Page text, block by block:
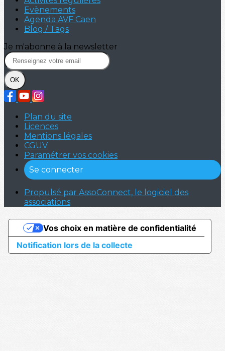
Evènements
Agenda AVF Caen
Blog / Tags
Je m'abonne à la newsletter
OK
Plan du site
Licences
Mentions légales
CGUV
Paramétrer vos cookies
Se connecter
Propulsé par AssoConnect, le logiciel des
associations
Notification lors de la collecte
Vos choix en matière de confidentialité